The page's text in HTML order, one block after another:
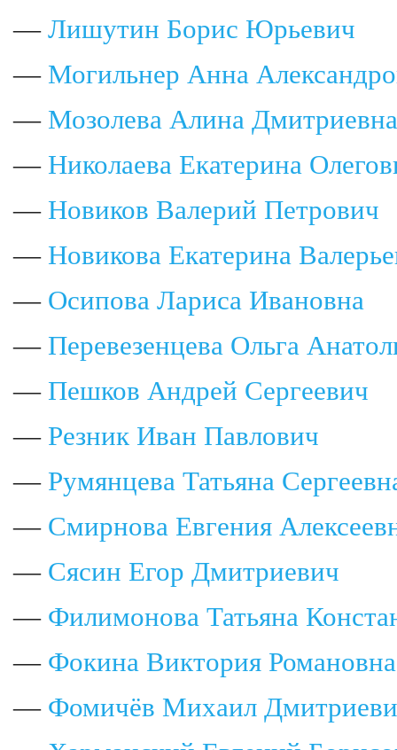
— Лишутин Борис Юрьевич
— Могильнер Анна
— Мозолева Алина Дмитриевна
— Николаева Екатерина
— Новиков Валерий Петрович
— Новикова Екатерина
— Осипова Лариса Ивановна
— Перевезенцева Ольга
— Пешков Андрей Сергеевич
— Резник Иван Павлович
— Румянцева Татьяна
— Смирнова Евгения
— Сясин Егор Дмитриевич
— Филимонова Татьяна
— Фокина Виктория Романовна
— Фомичёв Михаил